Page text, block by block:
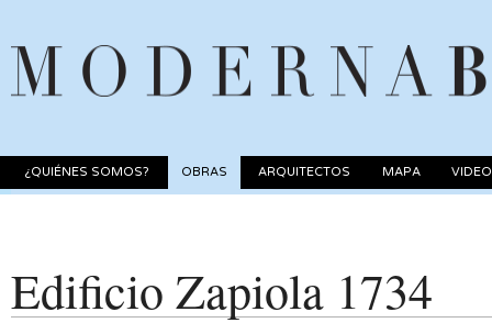
¿QUIÉNES SOMOS? OBRAS ARQUITECTOS MAPA
Edificio Zapiola 1734